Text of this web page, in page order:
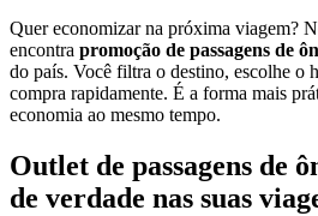
Quer economizar na próxima viagem?
encontra promoção de passagens de
do país. Você filtra o destino, escolhe o
compra rapidamente. É a forma mais
economia ao mesmo tempo.
Outlet de passagens de
de verdade nas suas